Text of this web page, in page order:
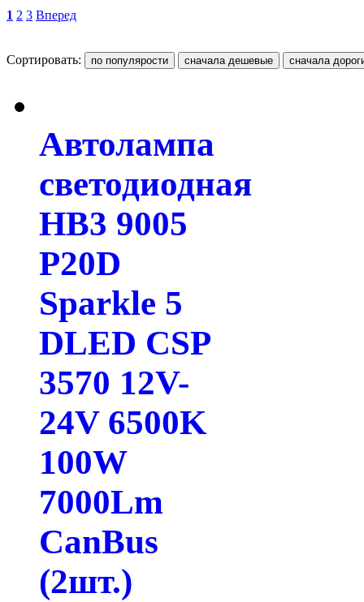
1 2 3 Вперед
Сортировать:
Автолампа
светодиодная
HB3 9005
P20D
Sparkle 5
DLED CSP
3570 12V-
24V 6500K
100W
7000Lm
CanBus
(2шт.)